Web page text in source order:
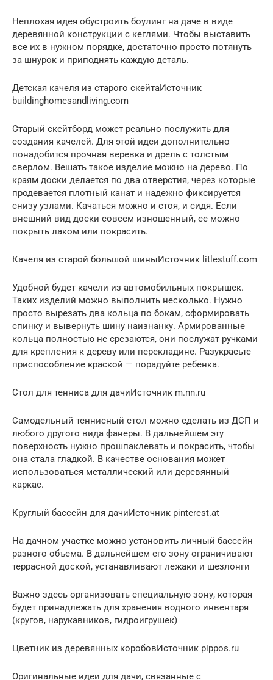
Неплохая идея обустроить боулинг на даче в виде
деревянной конструкции с кеглями. Чтобы выставить
все их в нужном порядке, достаточно просто потянуть
за шнурок и приподнять каждую деталь.
Детская качеля из старого скейтаИсточник
buildinghomesandliving.com
Старый скейтборд может реально послужить для
создания качелей. Для этой идеи дополнительно
понадобится прочная веревка и дрель с толстым
сверлом. Вешать такое изделие можно на дерево. По
краям доски делается по два отверстия, через которые
продевается плотный канат и надежно фиксируется
снизу узлами. Качаться можно и стоя, и сидя. Если
внешний вид доски совсем изношенный, ее можно
покрыть лаком или покрасить.
Качеля из старой большой шиныИсточник litlestuff.com
Удобной будет качели из автомобильных покрышек.
Таких изделий можно выполнить несколько. Нужно
просто вырезать два кольца по бокам, сформировать
спинку и вывернуть шину наизнанку. Армированные
кольца полностью не срезаются, они послужат ручками
для крепления к дереву или перекладине. Разукрасьте
приспособление краской — порадуйте ребенка.
Стол для тенниса для дачиИсточник m.nn.ru
Самодельный теннисный стол можно сделать из ДСП и
любого другого вида фанеры. В дальнейшем эту
поверхность нужно прошпаклевать и покрасить, чтобы
она стала гладкой. В качестве основания может
использоваться металлический или деревянный
каркас.
Круглый бассейн для дачиИсточник pinterest.at
На дачном участке можно установить личный бассейн
разного объема. В дальнейшем его зону ограничивают
террасной доской, устанавливают лежаки и шезлонги
Важно здесь организовать специальную зону, которая
будет принадлежать для хранения водного инвентаря
(кругов, нарукавников, гидроигрушек)
Цветник из деревянных коробовИсточник pippos.ru
Оригинальные идеи для дачи, связанные с